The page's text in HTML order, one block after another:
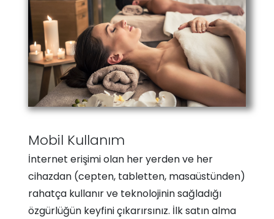
Mobil Kullanım
İnternet erişimi olan her yerden ve her
cihazdan (cepten, tabletten, masaüstünden)
rahatça kullanır ve teknolojinin sağladığı
özgürlüğün keyfini çıkarırsınız. İlk satın alma